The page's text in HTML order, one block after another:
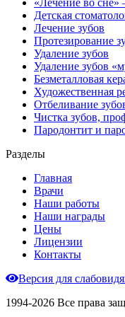
Детская
Лечение зубов
Протезирование
Удаление зубов
Удаление зубов
Безметалловая
Художественная
Отбеливание
Чистка зубов,
Пародонтит и
Разделы
Главная
Врачи
Наши работы
Наши награды
Цены
Лицензии
Контакты
Версия для
1994-2026 Все права